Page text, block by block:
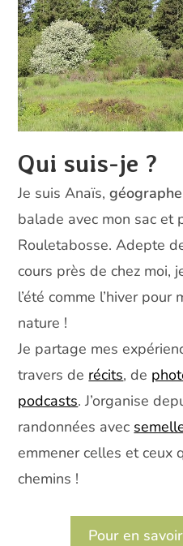
Qui suis-je ?
Je suis Anaïs,
balade avec mon sac et
Rouletabosse. Adepte
cours près de chez moi,
l’été comme l’hiver
nature !
Je partage mes
travers de récits, de
podcasts. J’organise
randonnées avec
emmener celles et ceux
chemins !
Pour en